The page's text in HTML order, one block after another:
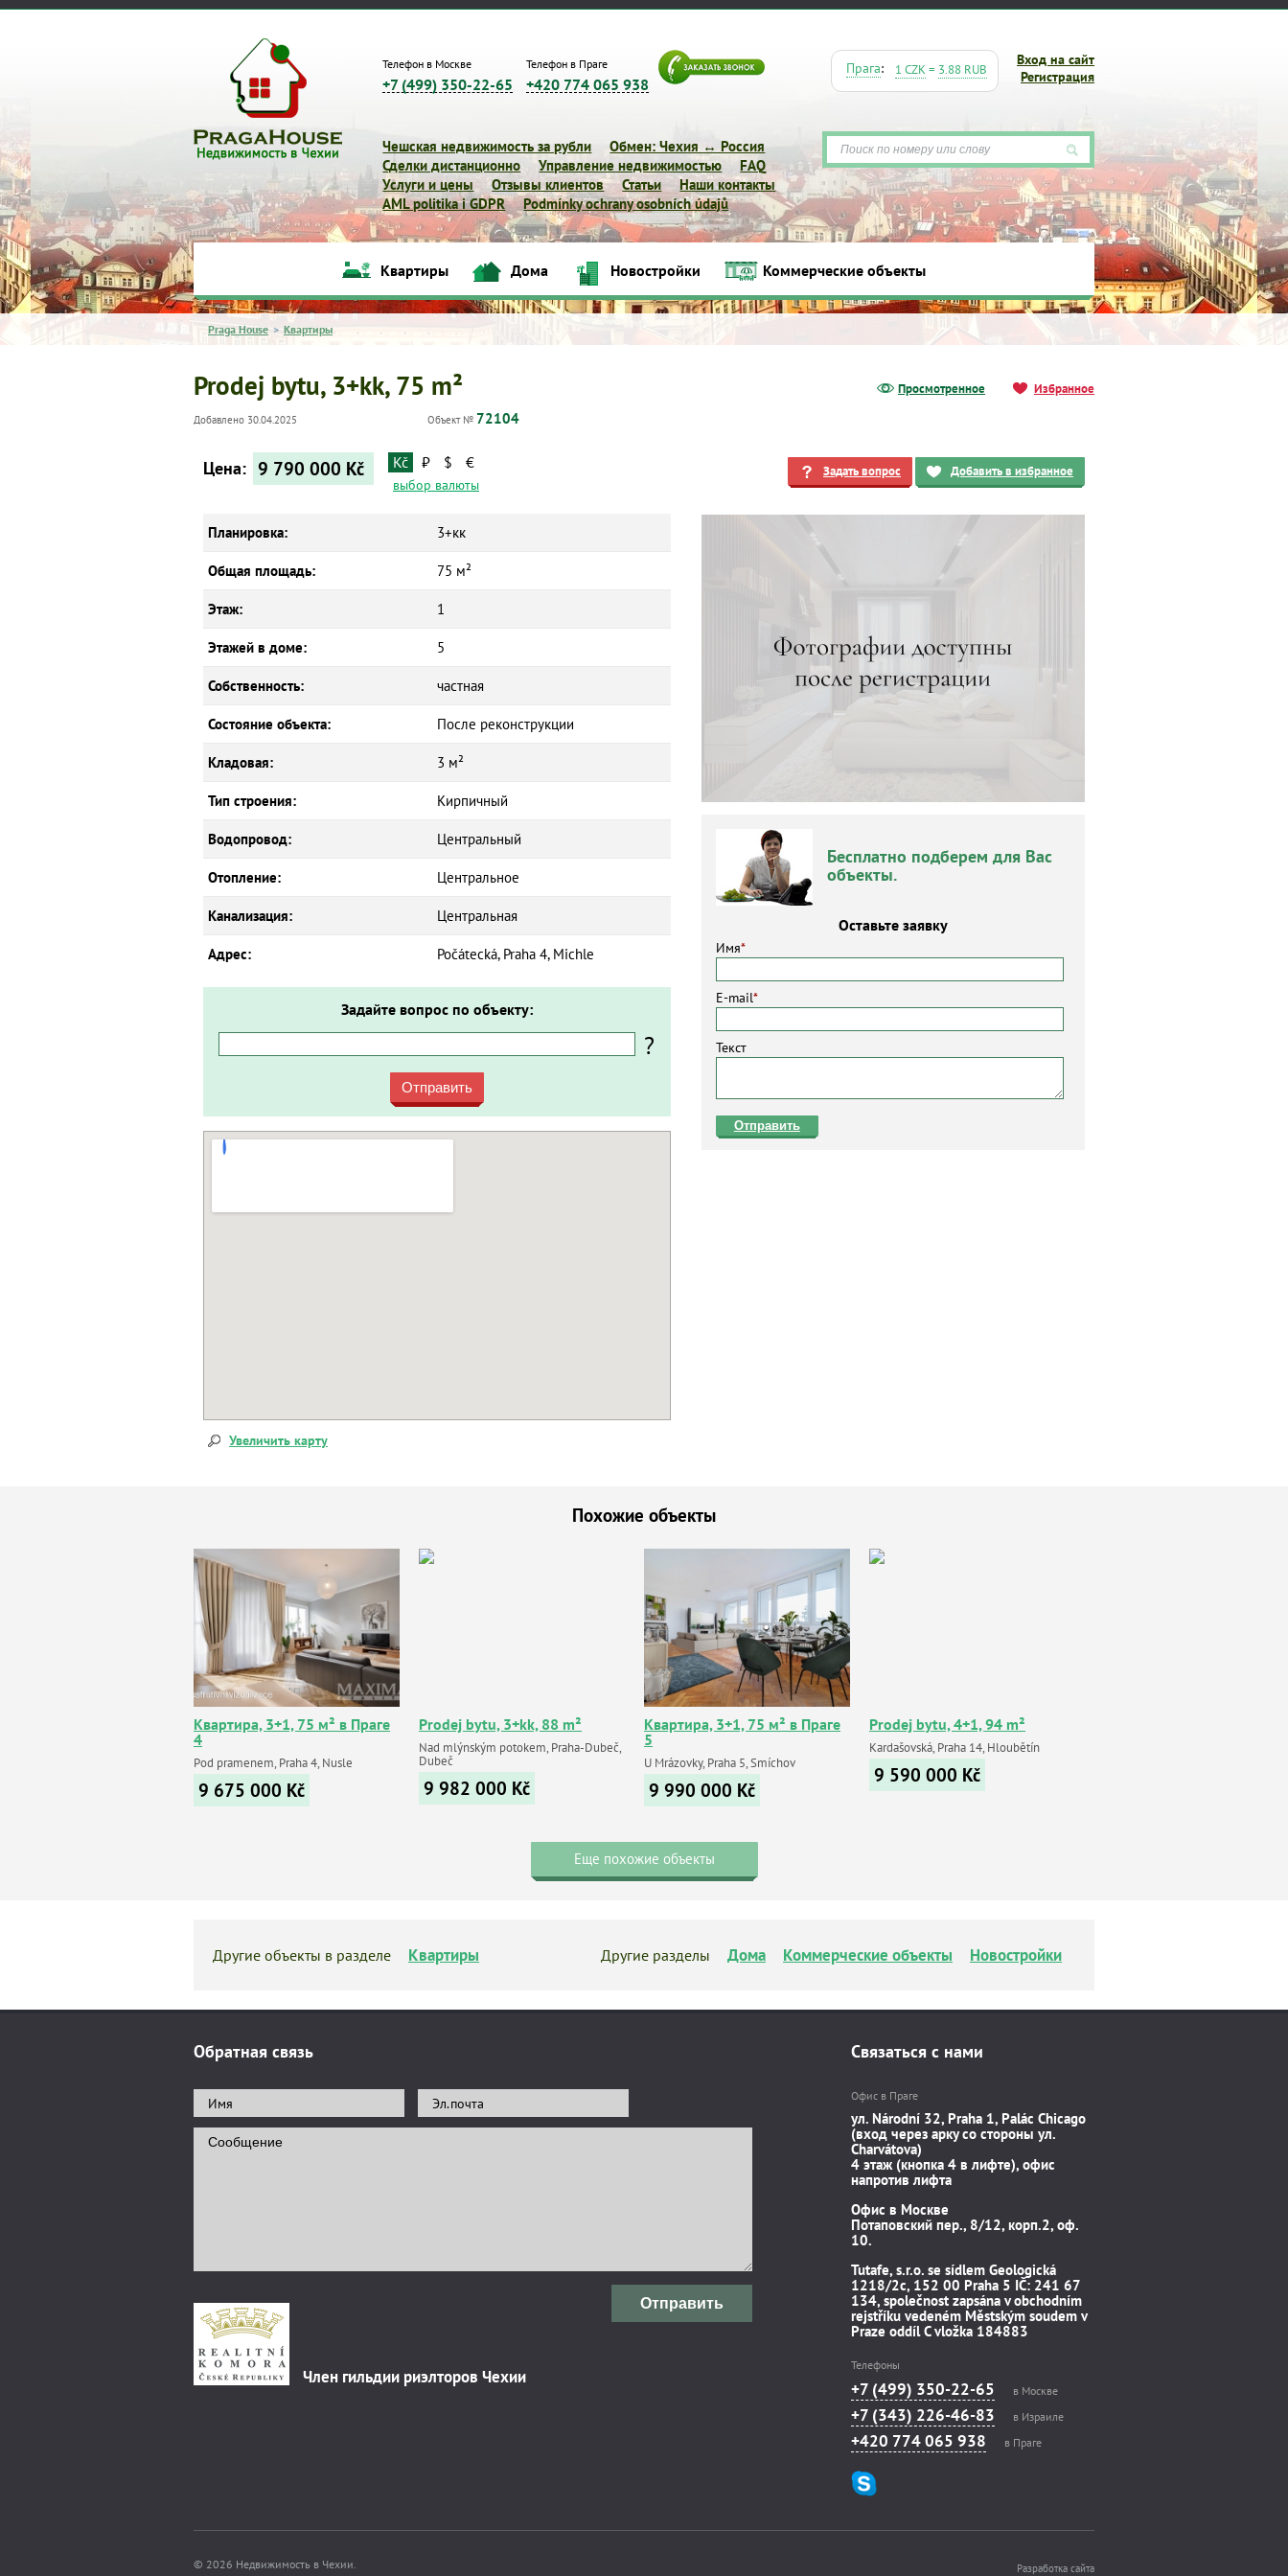
Телефон в Москве
+7 (499) 350-22-65
Телефон в Праге
+420 774 065 938
Вход на сайт
Регистрация
Прага: 1 CZK= 3.88 RUB
Чешская недвижимость за рубли
Обмен: Чехия ↔ Россия
Сделки дистанционно
Управление недвижимостью
FAQ
Услуги и цены
Отзывы клиентов Статьи
Наши контакты
AML politika i GDPR
Podmínky ochrany osobních údajů
Квартиры Дома Новостройки Коммерческие объекты
Квартиры Дома Новостройки Коммерческие объекты
Praga House > Квартиры
Просмотренное Избранное
Prodej bytu, 3+kk, 75 m²
Добавлено 30.04.2025 Объект № 72104
Задать вопрос Добавить в избранное
Бесплатно подберем для Вас
объекты.
Оставьте заявку
Имя*
E-mail*
Текст
Отправить
Цена: 9 790 000 Kč Kč ₽ $ €
выбор валюты
Планировка: 3+кк
Общая площадь: 75 м²
Этаж: 1
Этажей в доме: 5
Собственность: частная
Состояние объекта: После реконструкции
Кладовая: 3 м²
Тип строения: Кирпичный
Водопровод: Центральный
Отопление: Центральное
Канализация: Центральная
Адрес: Počátecká, Praha 4, Michle
Задайте вопрос по объекту:
?
Отправить
Увеличить карту
Похожие объекты
Квартира, 3+1, 75 м² в Праге
4
Pod pramenem, Praha 4, Nusle
9 675 000 Kč
Prodej bytu, 3+kk, 88 m²
Nad mlýnským potokem, Praha-Dubeč,
Dubeč
9 982 000 Kč
Квартира, 3+1, 75 м² в Праге
5
U Mrázovky, Praha 5, Smíchov
9 990 000 Kč
Prodej bytu, 4+1, 94 m²
Kardašovská, Praha 14, Hloubětín
9 590 000 Kč
Еще похожие объекты
Другие объекты в разделе Квартиры Другие разделы Дома Коммерческие объекты Новостройки
Обратная связь
Отправить
Член гильдии риэлторов Чехии
Связаться с нами
Офис в Праге
ул. Národní 32, Praha 1, Palác Chicago
(вход через арку со стороны ул.
Charvátova)
4 этаж (кнопка 4 в лифте), офис
напротив лифта
Офис в Москве
Потаповский пер., 8/12, корп.2, оф.
10.
Tutafe, s.r.o. se sídlem Geologická
1218/2c, 152 00 Praha 5 IČ: 241 67
134, společnost zapsána v obchodním
rejstříku vedeném Městským soudem v
Praze oddíl C vložka 184883
Телефоны
+7 (499) 350-22-65 в Москве
+7 (343) 226-46-83 в Израиле
+420 774 065 938 в Праге
© 2026 Недвижимость в Чехии. Разработка сайта